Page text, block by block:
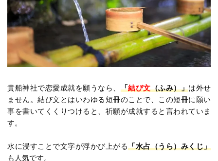
貴船神社で恋愛成就を願うなら、 「結び文（ふみ）」は外せ
ません。結び文とはいわゆる短冊のことで、この短冊に願い
事を書いてくくりつけると、祈願が成就すると言われていま
す。
水に浸すことで文字が浮かび上がる「水占（うら）みくじ」
も人気です。